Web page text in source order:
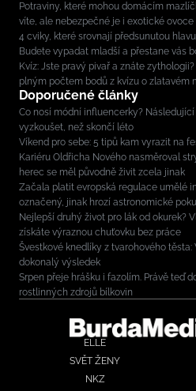
Potraviny, které mohou domácím
víte, ale nebezpečné je i exotické ovoce
4 cviky, které srovnají předsunutou
Budete vypadat mladší a přestane vás
Kvíz: Jste pravý pivař a znáte
plným počtem bodů z kvízu o zlatavém
Doporučené články
Co nosí módní influencerky?
vyzkoušet, než skončí léto
Víkend pro sebe: 5 tipů kam vyrazit na
Kariéru Oldřicha Nového nasměroval
herec se měl původně živit zcela jinak
Začala platit evropská regulace umělé
označený, jinak hrozí astronomické
Nejlepší druhý život pro lák od okurek?
získáte výraznou chuťovku bez práce
Švestkové knedlíky z tvarohového
dokonalý výsledek
Srpen přeje hrášku i fazolím. Právě teď
rostlinných zdrojů bílkovin
ELLE
SVĚT ŽENY
NKZ